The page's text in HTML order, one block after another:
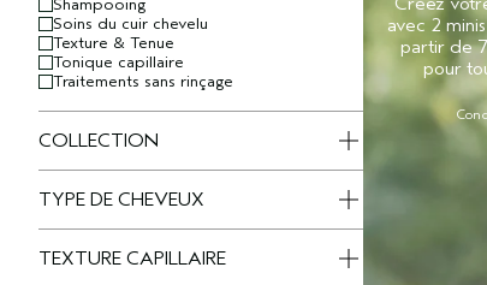
Shampooing
Soins du cuir chevelu
Texture & Tenue
Tonique capillaire
Traitements sans rinçage
COLLECTION
TYPE DE CHEVEUX
TEXTURE CAPILLAIRE
avec 2
partir de
pour